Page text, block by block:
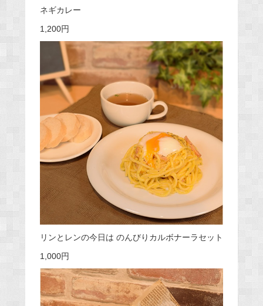
ネギカレー
1,200円
リンとレンの今日は のんびりカルボナーラセット
1,000円